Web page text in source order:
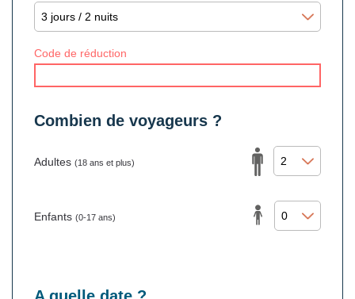
Code de réduction
Combien de voyageurs ?
Adultes (18 ans et plus)
Enfants (0-17 ans)